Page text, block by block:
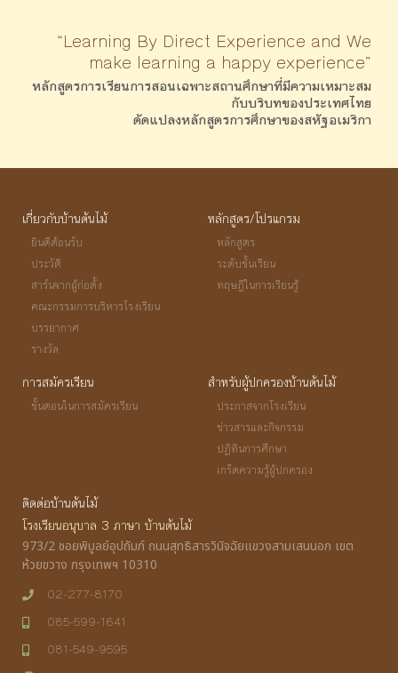
“Learning By Direct Experience and We
make learning a happy experience”
หลักสูตรการเรียนการสอนเฉพาะสถานศึกษาที่มีความเหมาะสม
กับบริบทของประเทศไทย
ดัดแปลงหลักสูตรการศึกษาของสหัฐอเมริกา
เกี่ยวกับบ้านต้นไม้
ยินดีต้อนรับ
ประวัติ
สาร์นจากผู้ก่อตั้ง
คณะกรรมการบริหารโรงเรียน
บรรยากาศ
รางวัล
หลักสูตร/โปรแกรม
หลักสูตร
ระดับชั้นเรียน
ทฤษฎีในการเรียนรู้
การสมัครเรียน
ขั้นตอนในการสมัครเรียน
สำหรับผู้ปกครองบ้านต้นไม้
ประกาสจากโรงเรียน
ข่าวสารและกิจกรรม
ปฏิทินการศึกษา
เกร็ดความรู้ผู้ปกครอง
ติดต่อบ้านต้นไม้
โรงเรียนอนุบาล 3 ภาษา บ้านต้นไม้
973/2 ชอยพิบูลย์อุปถัมภ์ ถนนสุทธิสารวินิจฉัยแขวงสามเสนนอก เขต
ห้วยขวาง กรุงเทพฯ 10310
02-277-8170
085-599-1641
081-549-9595